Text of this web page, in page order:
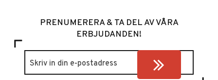
PRENUMERERA & TA DEL AV VÅRA
ERBJUDANDEN!